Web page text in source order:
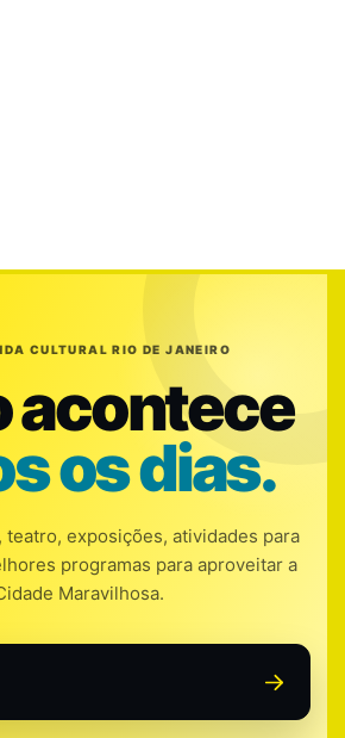
CULTURAL RIO DE JANEIRO
acontece
os dias.
teatro, exposições, atividades para
programas para aproveitar a
Maravilhosa.